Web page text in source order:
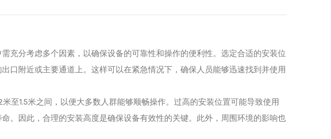
充分考虑多个因素，以确保设备的可靠性和操作的便利性。选定合适的安装位
口附近或主要通道上。这样可以在紧急情况下，确保人员能够迅速找到并使用
至1.5米之间，以便大多数人群能够顺畅操作。过高的安装位置可能导致使用
。因此，合理的安装高度是确保设备有效性的关键。此外，周围环境的影响也